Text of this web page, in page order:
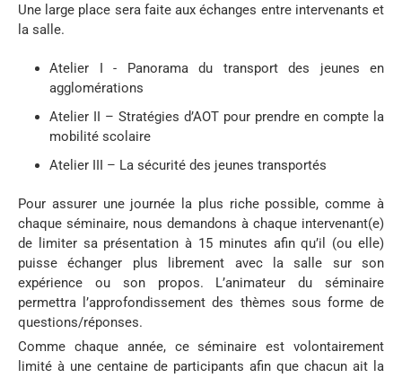
Une large place sera faite aux échanges entre intervenants et
la salle.
Atelier I - Panorama du transport des jeunes en
agglomérations
Atelier II – Stratégies d’AOT pour prendre en compte la
mobilité scolaire
Atelier III – La sécurité des jeunes transportés
Pour assurer une journée la plus riche possible, comme à
chaque séminaire, nous demandons à chaque intervenant(e)
de limiter sa présentation à 15 minutes afin qu’il (ou elle)
puisse échanger plus librement avec la salle sur son
expérience ou son propos. L’animateur du séminaire
permettra l’approfondissement des thèmes sous forme de
questions/réponses.
Comme chaque année, ce séminaire est volontairement
limité à une centaine de participants afin que chacun ait la